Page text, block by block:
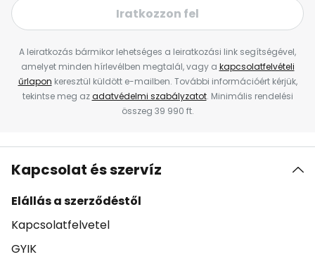
Iratkozzon fel
A leiratkozás bármikor lehetséges a leiratkozási link segítségével,
amelyet minden hírlevélben megtalál, vagy a kapcsolatfelvételi
űrlapon keresztül küldött e-mailben. További információért kérjük,
tekintse meg azadatvédelmi szabályzatot. Minimális rendelési
összeg 39 990 ft.
Kapcsolat és szervíz
Elállás a szerződéstől
Kapcsolatfelvetel
GYIK